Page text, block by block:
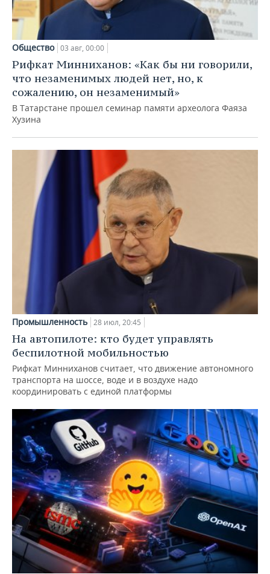
Общество 03 авг, 00:00
Рифкат Минниханов: «Как бы ни говорили,
что незаменимых людей нет, но, к
сожалению, он незаменимый»
В Татарстане прошел семинар памяти археолога Фаяза
Хузина
Промышленность 28 июл, 20:45
На автопилоте: кто будет управлять
беспилотной мобильностью
Рифкат Минниханов считает, что движение автономного
транспорта на шоссе, воде и в воздухе надо
координировать с единой платформы